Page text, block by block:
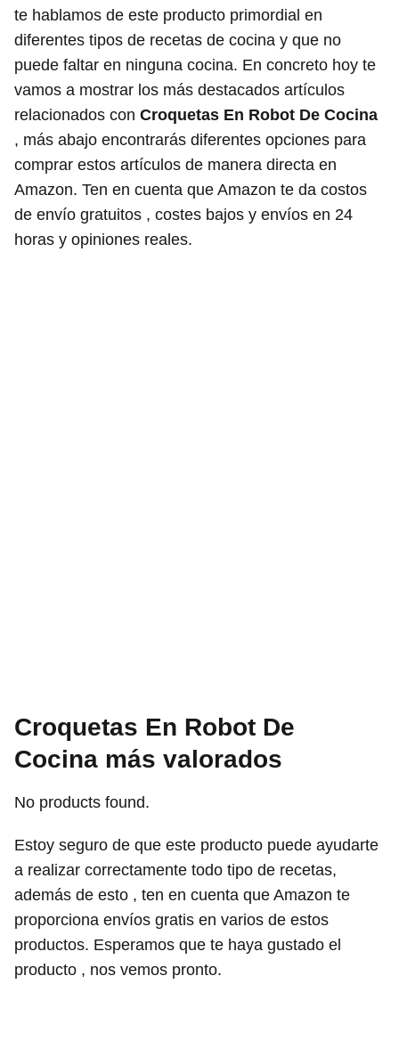
te hablamos de este producto primordial en
diferentes tipos de recetas de cocina y que no
puede faltar en ninguna cocina. En concreto hoy te
vamos a mostrar los más destacados artículos
relacionados con Croquetas En Robot De Cocina
, más abajo encontrarás diferentes opciones para
comprar estos artículos de manera directa en
Amazon. Ten en cuenta que Amazon te da costos
de envío gratuitos , costes bajos y envíos en 24
horas y opiniones reales.
Croquetas En Robot De
Cocina más valorados
No products found.
Estoy seguro de que este producto puede ayudarte
a realizar correctamente todo tipo de recetas,
además de esto , ten en cuenta que Amazon te
proporciona envíos gratis en varios de estos
productos. Esperamos que te haya gustado el
producto , nos vemos pronto.